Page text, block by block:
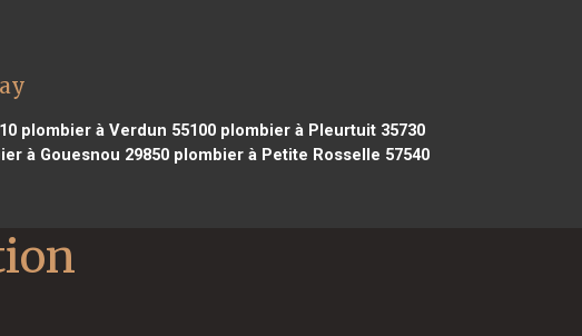
plombier à Verdun 55100plombier à Pleurtuit 35730
à Gouesnou 29850 plombier à Petite Rosselle 57540